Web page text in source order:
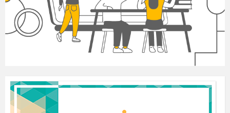
Учитель. Починаю торги. Початкова ціна 1 гривня.
Учні(перебиваючи один одного). 213! 5! 71
Учитель.10 гривень раз, два, три! Продав
Задоволений учень вирушає за товаром.
Як ти думаєш, що в мішку? (Дістає мішка
очікуваний товар). Це ... рулон
Учитель.Скажіть, будь-ласка, якої помилки
допустився покупець?
Учні.
Купив невідоме... Придбав «кота в мішку».